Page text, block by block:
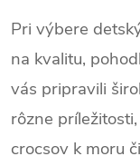
Pri výbere
na kvalitu,
vás pripravili
rôzne
crocsov k moru